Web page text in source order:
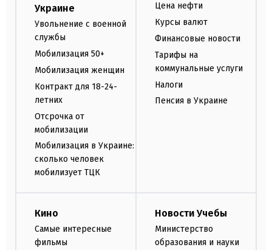
Украине
Увольнение с военной
службы
Мобилизация 50+
Мобилизация женщин
Контракт для 18-24-
летних
Отсрочка от
мобилизации
Мобилизация в Украине:
сколько человек
мобилизует ТЦК
Цена нефти
Курсы валют
Финансовые новости
Тарифы на
коммунальные услуги
Налоги
Пенсия в Украине
Кино
Самые интересные
фильмы
Новости Учебы
Министерство
образования и науки